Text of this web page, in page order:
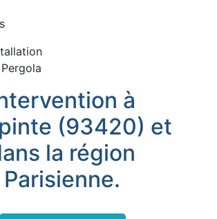
à
(93420) et
la région
Parisienne.